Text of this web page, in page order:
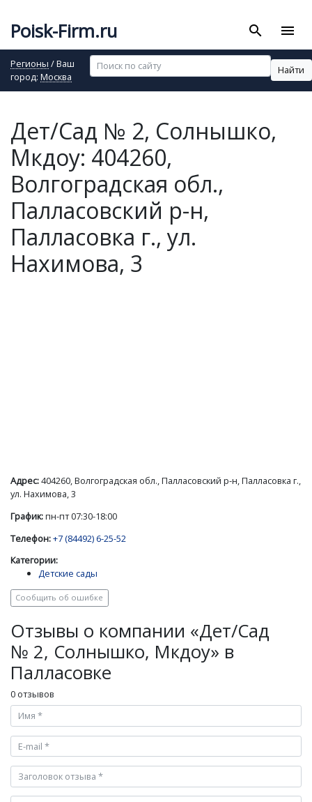
Poisk-Firm.ru search menu
Регионы / Ваш
город: Москва
Найти
Дет/Сад № 2, Солнышко,
Мкдоу: 404260,
Волгоградская обл.,
Палласовский р-н,
Палласовка г., ул.
Нахимова, 3
Адрес:404260, Волгоградская обл., Палласовский р-н, Палласовка г.,
ул. Нахимова, 3
График:пн-пт 07:30-18:00
Телефон:+7 (84492) 6-25-52
Категории:
Детские сады
Сообщить об ошибке
Отзывы о компании «Дет/Сад
№ 2, Солнышко, Мкдоу» в
Палласовке
0 отзывов